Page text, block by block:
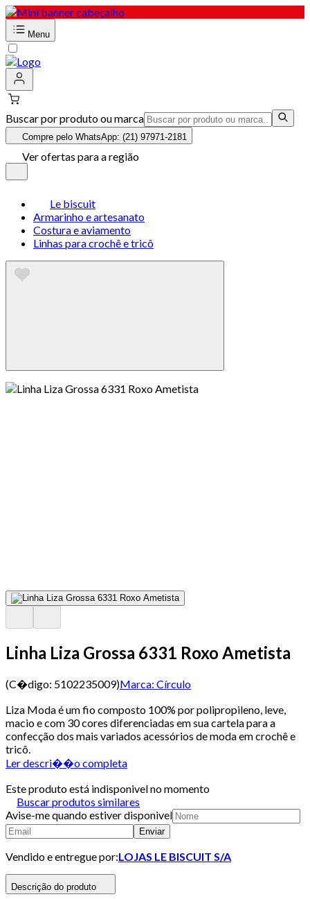
Menu
Buscar por produto ou marca
Compre pelo WhatsApp: (21) 97971-2181
Ver ofertas para a região
Le biscuit
Armarinho e artesanato
Costura e aviamento
Linhas para crochê e tricô
Linha Liza Grossa 6331 Roxo Ametista
(C�digo: 5102235009)Marca: Círculo
Liza Moda é um fio composto 100% por polipropileno, leve,
macio e com 30 cores diferenciadas em sua cartela para a
confecção dos mais variados acessórios de moda em crochê e
tricô.
Ler descri��o completa
Este produto está indisponivel no momento
Buscar produtos similares
Avise-me quando estiver disponivel
Enviar
Vendido e entregue por:LOJAS LE BISCUIT S/A
Descrição do produto